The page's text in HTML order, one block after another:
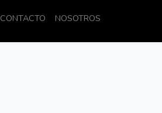
CONTACTO NOSOTROS